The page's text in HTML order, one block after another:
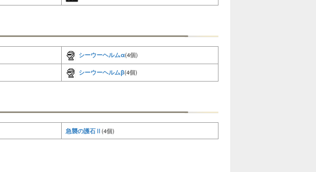
シーウーヘルムα(4個)
シーウーヘルムβ(4個)
急襲の護石Ⅱ(4個)